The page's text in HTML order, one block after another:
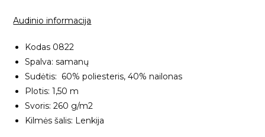
Audinio informacija
Kodas 0822
Spalva: samanų
Sudėtis: 60% poliesteris, 40% nailonas
Plotis: 1,50 m
Svoris: 260 g/m2
Kilmės šalis: Lenkija